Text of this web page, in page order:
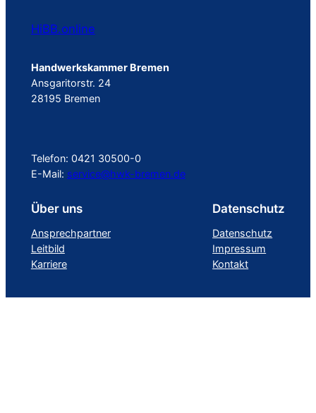
HiBB.online
Handwerkskammer Bremen
Ansgaritorstr. 24
28195 Bremen
Telefon: 0421 30500-0
E-Mail: service@hwk-bremen.de
Über uns
Ansprechpartner
Leitbild
Karriere
Datenschutz
Datenschutz
Impressum
Kontakt